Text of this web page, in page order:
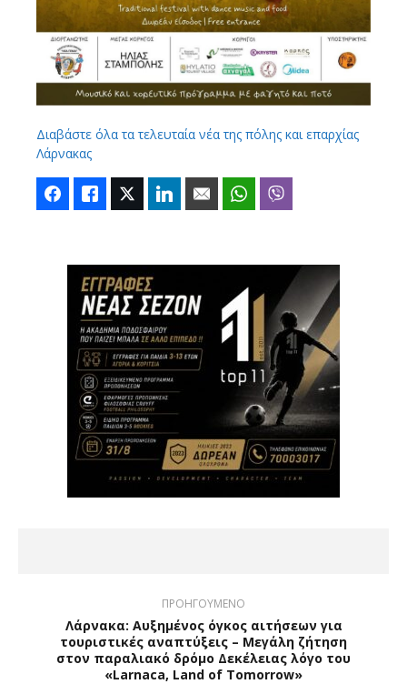
Διαβάστε όλα τα τελευταία νέα της πόλης και επαρχίας
Λάρνακας
FacebookLike Twitter LinkedIn Email WhatsApp
ΠΡΟΗΓΟΥΜΕΝΟ
Λάρνακα: Αυξημένος όγκος αιτήσεων για
τουριστικές αναπτύξεις – Μεγάλη ζήτηση
στον παραλιακό δρόμο Δεκέλειας λόγο του
«Larnaca, Land of Tomorrow»